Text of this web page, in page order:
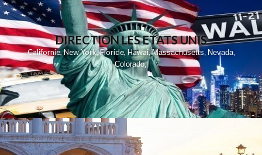
DIRECTION LES ETATS UNIS
Californie,New York,Floride,Hawai,Massachusetts, Nevada,
Colorado,